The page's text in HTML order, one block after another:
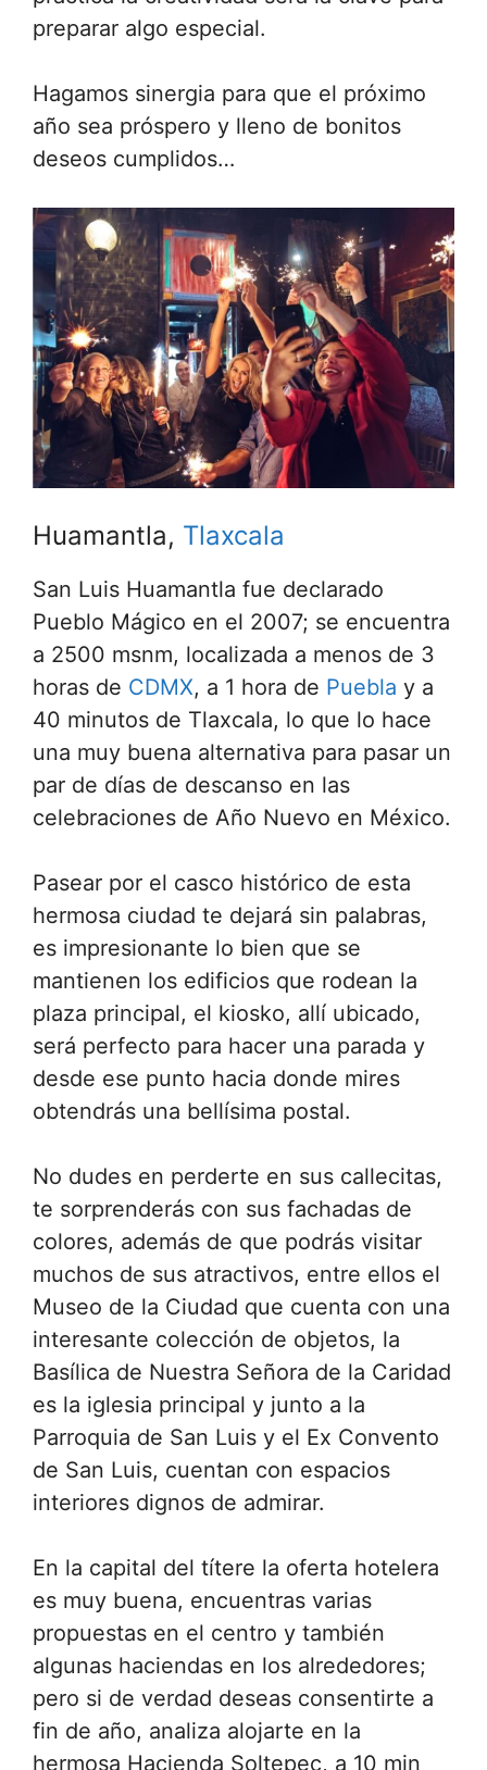
preparar algo especial.
Hagamos sinergia para que el próximo
año sea próspero y lleno de bonitos
deseos cumplidos…
Huamantla, Tlaxcala
San Luis Huamantla fue declarado
Pueblo Mágico en el 2007; se encuentra
a 2500 msnm, localizada a menos de 3
horas de CDMX, a 1 hora de Puebla y a
40 minutos de Tlaxcala, lo que lo hace
una muy buena alternativa para pasar un
par de días de descanso en las
celebraciones de Año Nuevo en México.
Pasear por el casco histórico de esta
hermosa ciudad te dejará sin palabras,
es impresionante lo bien que se
mantienen los edificios que rodean la
plaza principal, el kiosko, allí ubicado,
será perfecto para hacer una parada y
desde ese punto hacia donde mires
obtendrás una bellísima postal.
No dudes en perderte en sus callecitas,
te sorprenderás con sus fachadas de
colores, además de que podrás visitar
muchos de sus atractivos, entre ellos el
Museo de la Ciudad que cuenta con una
interesante colección de objetos, la
Basílica de Nuestra Señora de la Caridad
es la iglesia principal y junto a la
Parroquia de San Luis y el Ex Convento
de San Luis, cuentan con espacios
interiores dignos de admirar.
En la capital del títere la oferta hotelera
es muy buena, encuentras varias
propuestas en el centro y también
algunas haciendas en los alrededores;
pero si de verdad deseas consentirte a
fin de año, analiza alojarte en la
hermosa Hacienda Soltepec, a 10 min